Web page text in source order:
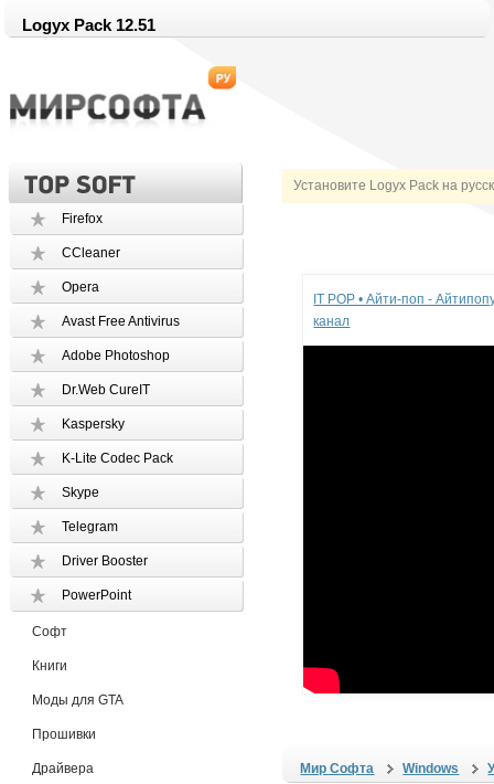
Logyx Pack 12.51
Установите Logyx Pack на
Firefox
CCleaner
Opera
Avast Free Antivirus
Adobe Photoshop
Dr.Web CureIT
Kaspersky
K-Lite Codec Pack
Skype
Telegram
Driver Booster
PowerPoint
Софт
Книги
Моды для GTA
Прошивки
Драйвера
IT POP • Айти-поп -
канал
Мир Софта Windows